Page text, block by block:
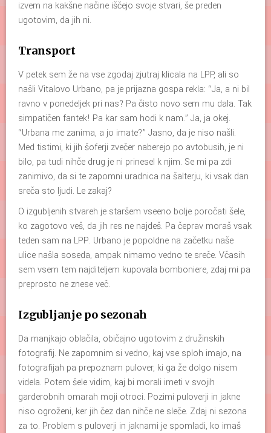
izvem na kakšne načine iščejo svoje stvari, še preden
ugotovim, da jih ni.
Transport
V petek sem že na vse zgodaj zjutraj klicala na LPP, ali so
našli Vitalovo Urbano, pa je prijazna gospa rekla: “Ja, a ni bil
ravno v ponedeljek pri nas? Pa čisto novo sem mu dala. Tak
simpatičen fantek! Pa kar sam hodi k nam.” Ja, ja okej.
“Urbana me zanima, a jo imate?” Jasno, da je niso našli.
Med tistimi, ki jih šoferji zvečer naberejo po avtobusih, je ni
bilo, pa tudi nihče drug je ni prinesel k njim. Se mi pa zdi
zanimivo, da si te zapomni uradnica na šalterju, ki vsak dan
sreča sto ljudi. Le zakaj?
O izgubljenih stvareh je staršem vseeno bolje poročati šele,
ko zagotovo veš, da jih res ne najdeš. Pa čeprav moraš vsak
teden sam na LPP. Urbano je popoldne na začetku naše
ulice našla soseda, ampak nimamo vedno te sreče. Včasih
sem vsem tem najditeljem kupovala bomboniere, zdaj mi pa
preprosto ne znese več.
Izgubljanje po sezonah
Da manjkajo oblačila, običajno ugotovim z družinskih
fotografij. Ne zapomnim si vedno, kaj vse sploh imajo, na
fotografijah pa prepoznam pulover, ki ga že dolgo nisem
videla. Potem šele vidim, kaj bi morali imeti v svojih
garderobnih omarah moji otroci. Pozimi puloverji in jakne
niso ogroženi, ker jih čez dan nihče ne sleče. Zdaj ni sezona
za to. Problem s puloverji in jaknami je spomladi, ko imaš